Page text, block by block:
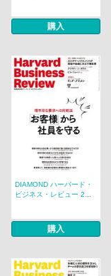
購入
DIAMOND ハーバード・
ビジネス・レビュー 2...
購入